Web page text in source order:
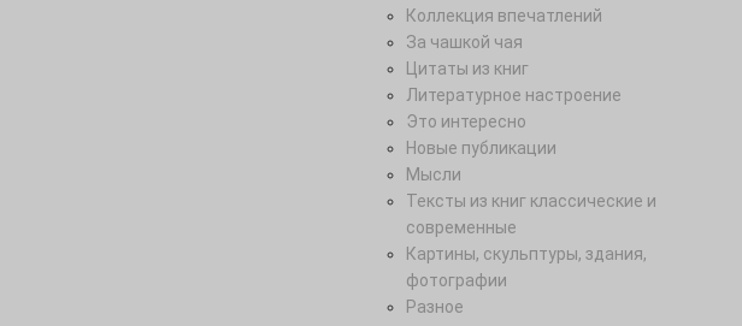
Коллекция впечатлений
За чашкой чая
Цитаты из книг
Литературное настроение
Это интересно
Новые публикации
Мысли
Тексты из книг классические и
современные
Картины, скульптуры, здания,
фотографии
Разное